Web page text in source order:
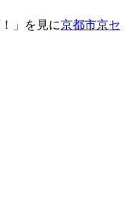
」を見に京都市京セ